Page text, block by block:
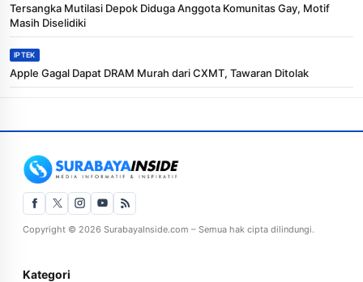
Tersangka Mutilasi Depok Diduga Anggota Komunitas Gay, Motif
Masih Diselidiki
IPTEK
Apple Gagal Dapat DRAM Murah dari CXMT, Tawaran Ditolak
Copyright © 2026 SurabayaInside.com – Semua hak cipta dilindungi.
Kategori